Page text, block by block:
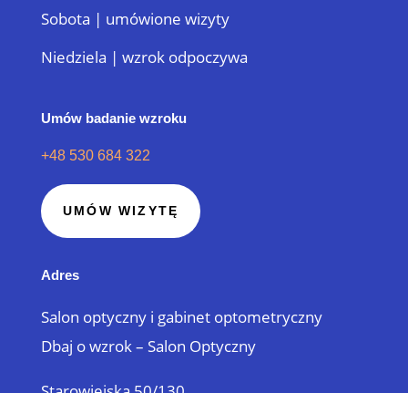
Sobota | umówione wizyty
Niedziela | wzrok odpoczywa
Umów badanie wzroku
+48 530 684 322
UMÓW WIZYTĘ
Adres
Salon optyczny i gabinet optometryczny
Dbaj o wzrok – Salon Optyczny